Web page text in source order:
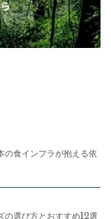
の食インフラが抱える依
の選び方とおすすめ12選